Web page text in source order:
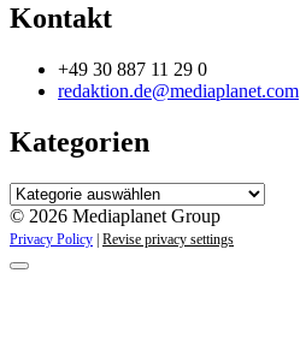
Kontakt
+49 30 887 11 29 0
redaktion.de@mediaplanet.com
Kategorien
Kategorien
© 2026 Mediaplanet Group
Privacy Policy | Revise privacy settings